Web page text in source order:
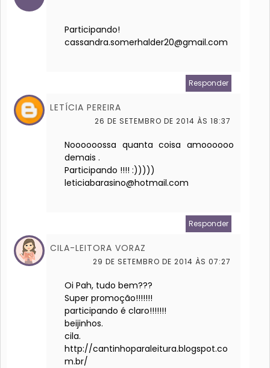
Participando!
cassandra.somerhalder20@gmail.com
Responder
LETÍCIA PEREIRA
26 DE SETEMBRO DE 2014 ÀS 18:37
Noooooossa quanta coisa amoooooo
demais .
Participando !!!! :)))))
leticiabarasino@hotmail.com
Responder
CILA-LEITORA VORAZ
29 DE SETEMBRO DE 2014 ÀS 07:27
Oi Pah, tudo bem???
Super promoção!!!!!!!
participando é claro!!!!!!!
beijinhos.
cila.
http://cantinhoparaleitura.blogspot.co
m.br/